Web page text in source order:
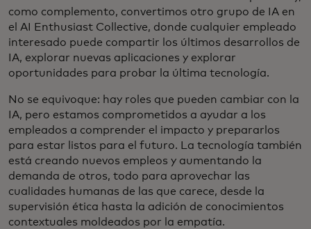
como complemento, convertimos otro grupo de IA en
el AI Enthusiast Collective, donde cualquier empleado
interesado puede compartir los últimos desarrollos de
IA, explorar nuevas aplicaciones y explorar
oportunidades para probar la última tecnología.
No se equivoque: hay roles que pueden cambiar con la
IA, pero estamos comprometidos a ayudar a los
empleados a comprender el impacto y prepararlos
para estar listos para el futuro. La tecnología también
está creando nuevos empleos y aumentando la
demanda de otros, todo para aprovechar las
cualidades humanas de las que carece, desde la
supervisión ética hasta la adición de conocimientos
contextuales moldeados por la empatía.